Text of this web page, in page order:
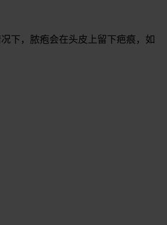
下，脓疱会在头皮上留下疤痕，如